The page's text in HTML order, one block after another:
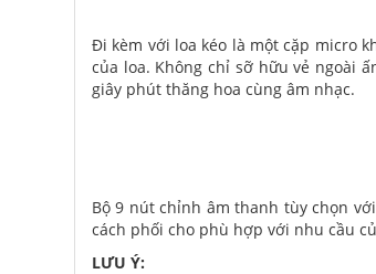
Đi kèm với loa kéo là một cặp micro
của loa. Không chỉ sỡ hữu vẻ ngoài
giây phút thăng hoa cùng âm nhạc.
Bộ 9 nút chỉnh âm thanh tùy chọn
cách phối cho phù hợp với nhu cầu
LƯU Ý: